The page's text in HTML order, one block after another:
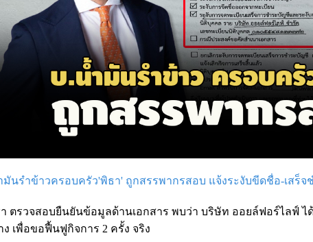
นรำข้าวครอบครัว'พิธา' ถูกสรรพากรสอบ แจ้งระงับขีดชื่อ-เสร็จ
ตรวจสอบยืนยันข้อมูลด้านเอกสาร พบว่า บริษัท ออยล์ฟอร์ไลฟ์
เพื่อขอฟื้นฟูกิจการ 2 ครั้ง จริง